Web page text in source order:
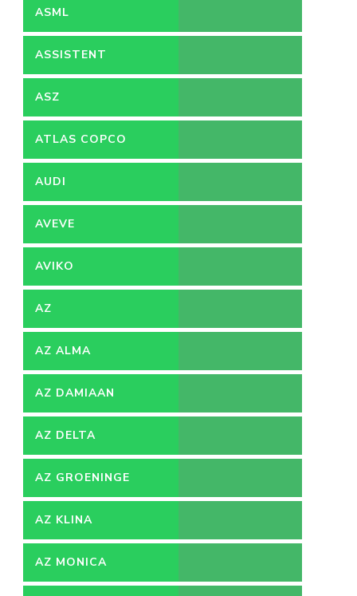
GRENZEN
ASML
ASSISTENT
ACCOUNTANT
ASZ
ATLAS COPCO
AUDI
AVEVE
AVIKO
AZ
AZ ALMA
AZ DAMIAAN
AZ DELTA
AZ GROENINGE
AZ KLINA
AZ MONICA